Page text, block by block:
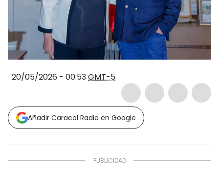
20/05/2026 - 00:53GMT-5
Añadir Caracol Radio en Google